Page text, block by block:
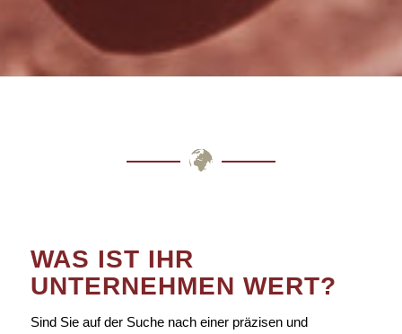
WAS IST IHR
UNTERNEHMEN WERT?
Sind Sie auf der Suche nach einer präzisen und